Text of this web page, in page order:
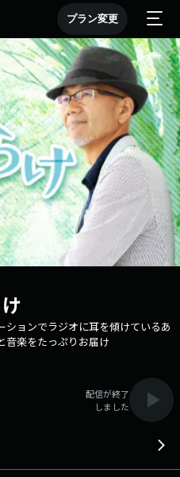
プラン変更
ョンでラジオに耳を傾けているあ
音楽をたっぷりお届け
配信が終了
しました